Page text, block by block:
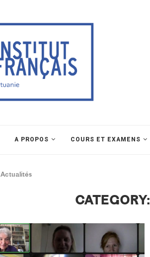
A PROPOS COURS ET EXAMENS
Actualités
CATEGORY: